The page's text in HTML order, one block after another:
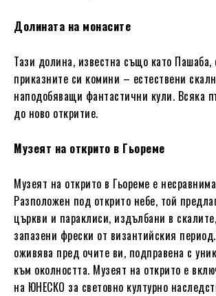
Долината на монасите
Тази долина, известна също като Пашаба,
приказните си комини – естествени
наподобяващи фантастични кули. Всяка
до ново откритие.
Музеят на открито в Гьореме
Музеят на открито в Гьореме е
Разположен под открито небе, той
църкви и параклиси, издълбани в
запазени фрески от византийския
оживява пред очите ви, подправена с
към околността. Музеят на открито е
на ЮНЕСКО за световно културно